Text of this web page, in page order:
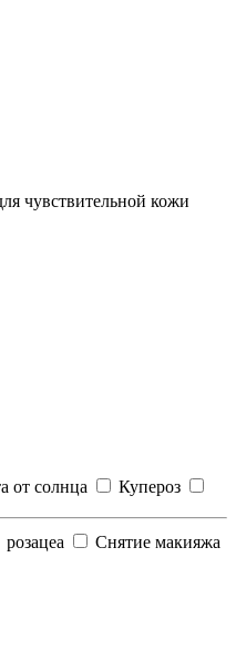
чувcтвительной кожи
от солнца
Купероз
розацеа
Снятие макияжа